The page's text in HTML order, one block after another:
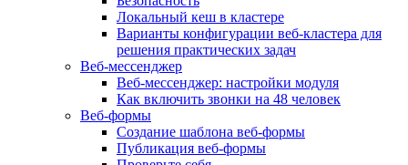
Локальный кеш в кластере
Варианты конфигурации веб-кластера для
решения практических задач
Веб-мессенджер
Веб-мессенджер: настройки модуля
Как включить звонки на 48 человек
Веб-формы
Создание шаблона веб-формы
Публикация веб-формы